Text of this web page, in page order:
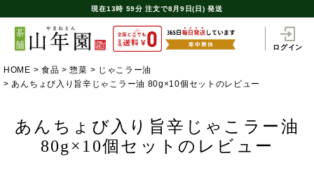
現在13時 59分 注文で8月9日(日) 発送
ログイン
HOME 食品 惣菜
じゃこラー油
あんちょび入り旨辛じゃこラー油 80g×10個セットのレビュー
あんちょび入り旨辛じゃこラー油
80g×10個セットのレビュー